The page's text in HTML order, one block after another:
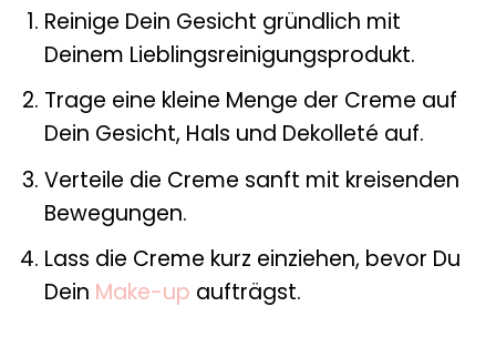
Reinige Dein Gesicht gründlich mit
Deinem Lieblingsreinigungsprodukt.
Trage eine kleine Menge der Creme auf
Dein Gesicht, Hals und Dekolleté auf.
Verteile die Creme sanft mit kreisenden
Bewegungen.
Lass die Creme kurz einziehen, bevor Du
Dein Make-up aufträgst.